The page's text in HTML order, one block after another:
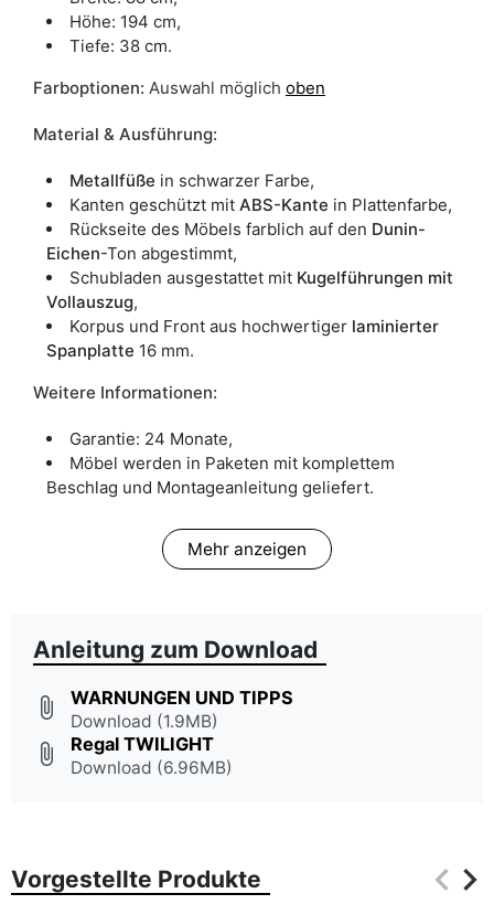
Höhe: 194 cm,
Tiefe: 38 cm.
Farboptionen: Auswahl möglich oben
Material & Ausführung:
Metallfüße in schwarzer Farbe,
Kanten geschützt mit ABS-Kante in Plattenfarbe,
Rückseite des Möbels farblich auf den Dunin-
Eichen-Ton abgestimmt,
Schubladen ausgestattet mit Kugelführungen mit
Vollauszug,
Korpus und Front aus hochwertiger laminierter
Spanplatte 16 mm.
Weitere Informationen:
Garantie: 24 Monate,
Möbel werden in Paketen mit komplettem
Beschlag und Montageanleitung geliefert.
Mehr anzeigen
Anleitung zum Download
attach_file WARNUNGEN UND TIPPS
Download (1.9MB)
attach_file Regal TWILIGHT
Download (6.96MB)
Vorgestellte Produkte keyboard_arrow_left
keyboard_arrow_right